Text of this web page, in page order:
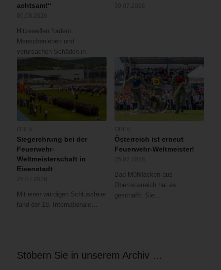
achtsam!“
Hitzewellen fordern
Menschenleben und
verursachen Schäden in…
Siegerehrung bei der
Feuerwehr-
Weltmeisterschaft in
Eisenstadt
Mit einer würdigen Schlussfeier
fand der 18. Internationale…
Österreich ist erneut
Feuerwehr-Weltmeister!
Bad Mühllacken aus
Oberösterreich hat es
geschafft: Sie…
Stöbern Sie in unserem Archiv …